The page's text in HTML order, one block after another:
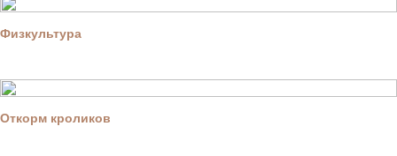
Физкультура
Откорм кроликов